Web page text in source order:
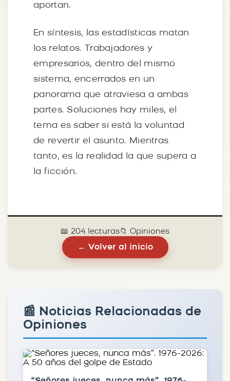
aportan.
En síntesis, las estadísticas matan
los relatos. Trabajadores y
empresarios, dentro del mismo
sistema, encerrados en un
panorama que atraviesa a ambas
partes. Soluciones hay miles, el
tema es saber si está la voluntad
de revertir el asunto. Mientras
tanto, es la realidad la que supera a
la ficción.
📖 204 lecturas📁 Opiniones
← Volver al inicio
📰 Noticias Relacionadas de
Opiniones